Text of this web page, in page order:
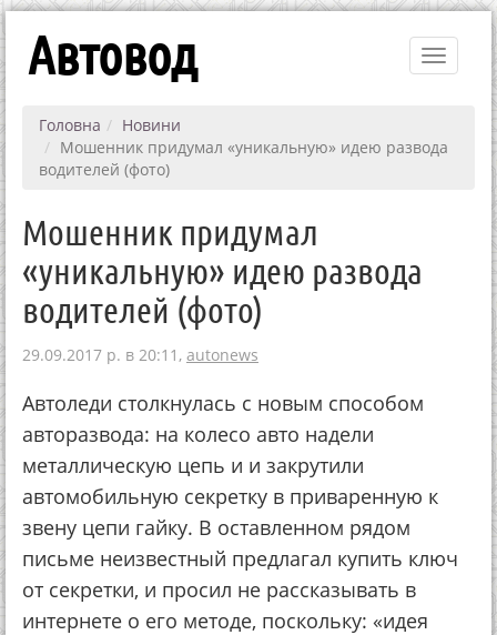
Toggle
Автовод
Головна
Новини
Мошенник придумал «уникальную» идею развода
водителей (фото)
Мошенник придумал
«уникальную» идею развода
водителей (фото)
29.09.2017 р. в 20:11, autonews
Автоледи столкнулась с новым способом
авторазвода: на колесо авто надели
металлическую цепь и и закрутили
автомобильную секретку в приваренную к
звену цепи гайку. В оставленном рядом
письме неизвестный предлагал купить ключ
от секретки, и просил не рассказывать в
интернете о его методе, поскольку: «идея